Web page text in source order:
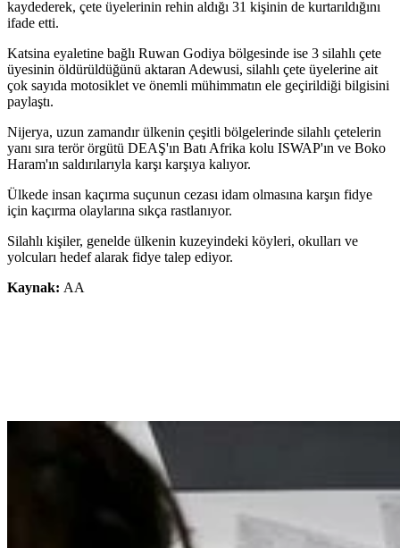
kaydederek, çete üyelerinin rehin aldığı 31 kişinin de kurtarıldığını
ifade etti.
Katsina eyaletine bağlı Ruwan Godiya bölgesinde ise 3 silahlı çete
üyesinin öldürüldüğünü aktaran Adewusi, silahlı çete üyelerine ait
çok sayıda motosiklet ve önemli mühimmatın ele geçirildiği bilgisini
paylaştı.
Nijerya, uzun zamandır ülkenin çeşitli bölgelerinde silahlı çetelerin
yanı sıra terör örgütü DEAŞ'ın Batı Afrika kolu ISWAP'ın ve Boko
Haram'ın saldırılarıyla karşı karşıya kalıyor.
Ülkede insan kaçırma suçunun cezası idam olmasına karşın fidye
için kaçırma olaylarına sıkça rastlanıyor.
Silahlı kişiler, genelde ülkenin kuzeyindeki köyleri, okulları ve
yolcuları hedef alarak fidye talep ediyor.
Kaynak: AA